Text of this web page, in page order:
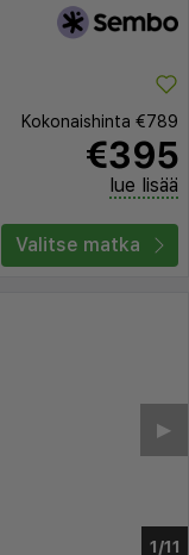
Kokonaishinta €789
€395
lue lisää
Valitse matka
1/5
▶︎